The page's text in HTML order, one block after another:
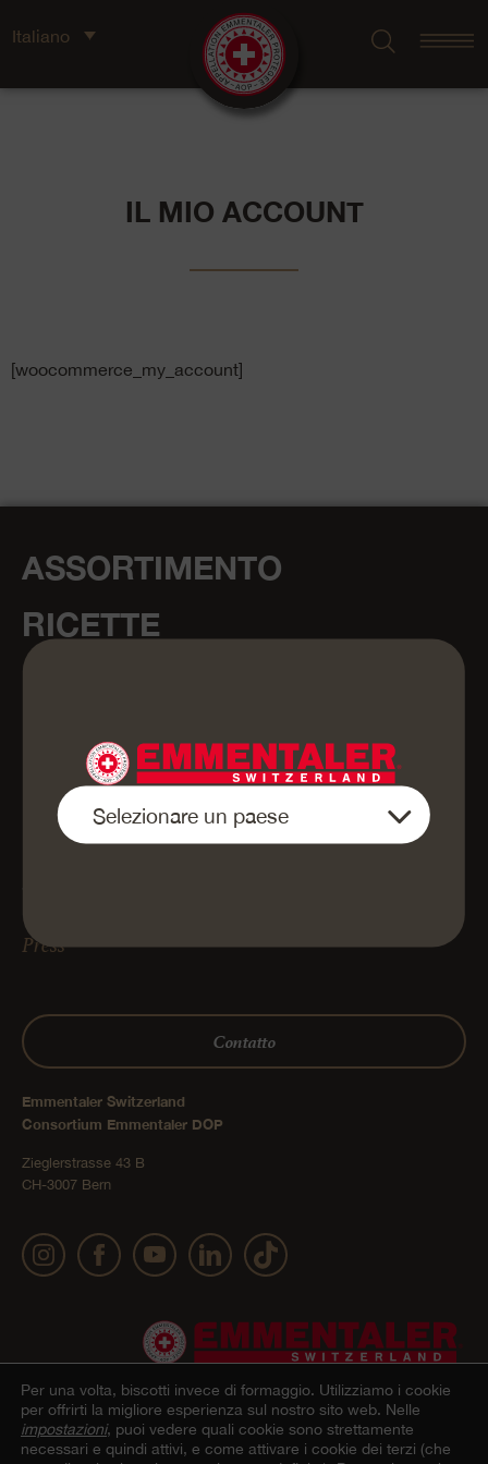
Italiano
IL MIO ACCOUNT
[woocommerce_my_account]
ASSORTIMENTO
RICETTE
UN MONDO DI
ESPERIENZE
CHI SIAMO
Press
Contatto
Emmentaler Switzerland
Consortium Emmentaler DOP
Zieglerstrasse 43 B
CH-3007 Bern
Per una volta, biscotti invece di formaggio. Utilizziamo i cookie
per offrirti la migliore esperienza sul nostro sito web. Nelle
impostazioni, puoi vedere quali cookie sono strettamente
necessari e quindi attivi, e come attivare i cookie dei terzi (che